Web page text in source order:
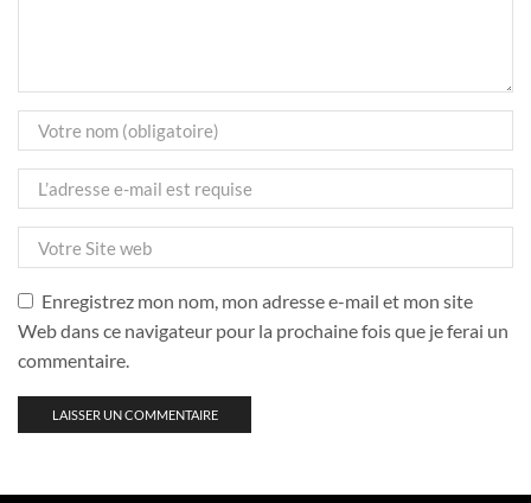
Enregistrez mon nom, mon adresse e-mail et mon site
Web dans ce navigateur pour la prochaine fois que je ferai un
commentaire.